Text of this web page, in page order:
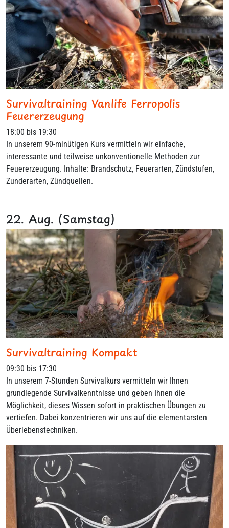
Survivaltraining Vanlife Ferropolis
Feuererzeugung
18:00 bis 19:30
In unserem 90-minütigen Kurs vermitteln wir einfache,
interessante und teilweise unkonventionelle Methoden zur
Feuererzeugung. Inhalte: Brandschutz, Feuerarten, Zündstufen,
Zunderarten, Zündquellen.
22. Aug. (Samstag)
Survivaltraining Kompakt
09:30 bis 17:30
In unserem 7-Stunden Survivalkurs vermitteln wir Ihnen
grundlegende Survivalkenntnisse und geben Ihnen die
Möglichkeit, dieses Wissen sofort in praktischen Übungen zu
vertiefen. Dabei konzentrieren wir uns auf die elementarsten
Überlebenstechniken.